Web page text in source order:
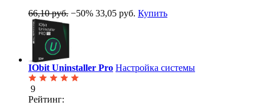
66,10 руб. −50% 33,05 руб. Купить
IObit Uninstaller Pro Настройка системы
9
Рейтинг: